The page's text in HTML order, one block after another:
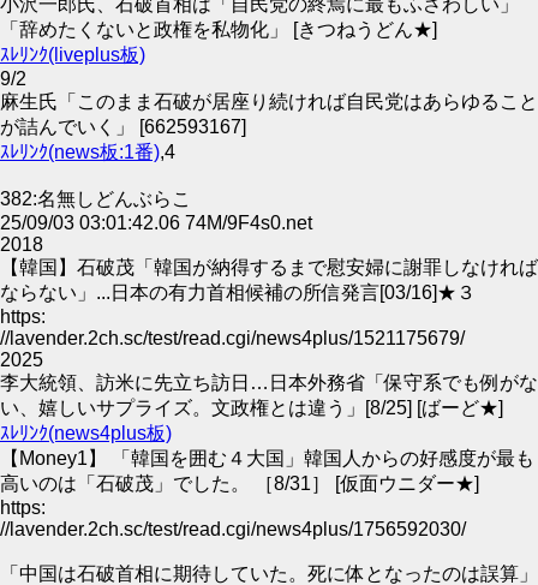
小沢一郎氏、石破首相は「自民党の終焉に最もふさわしい」
「辞めたくないと政権を私物化」 [きつねうどん★]
ｽﾚﾘﾝｸ(liveplus板)
9/2
麻生氏「このまま石破が居座り続ければ自民党はあらゆること
が詰んでいく」 [662593167]
ｽﾚﾘﾝｸ(news板:1番),4
382:名無しどんぶらこ
25/09/03 03:01:42.06 74M/9F4s0.net
2018
【韓国】石破茂「韓国が納得するまで慰安婦に謝罪しなければ
ならない」...日本の有力首相候補の所信発言[03/16]★３
https:
//lavender.2ch.sc/test/read.cgi/news4plus/1521175679/
2025
李大統領、訪米に先立ち訪日…日本外務省「保守系でも例がな
い、嬉しいサプライズ。文政権とは違う」[8/25] [ばーど★]
ｽﾚﾘﾝｸ(news4plus板)
【Money1】 「韓国を囲む４大国」韓国人からの好感度が最も
高いのは「石破茂」でした。 ［8/31］ [仮面ウニダー★]
https:
//lavender.2ch.sc/test/read.cgi/news4plus/1756592030/
「中国は石破首相に期待していた。死に体となったのは誤算」